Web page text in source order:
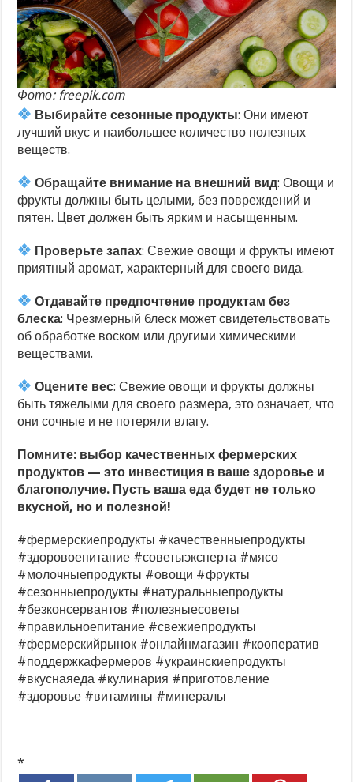
Фото: freepik.com
Выбирайте сезонные продукты: Они имеют
лучший вкус и наибольшее количество полезных
веществ.
Обращайте внимание на внешний вид: Овощи и
фрукты должны быть целыми, без повреждений и
пятен. Цвет должен быть ярким и насыщенным.
Проверьте запах: Свежие овощи и фрукты имеют
приятный аромат, характерный для своего вида.
Отдавайте предпочтение продуктам без
блеска: Чрезмерный блеск может свидетельствовать
об обработке воском или другими химическими
веществами.
Оцените вес: Свежие овощи и фрукты должны
быть тяжелыми для своего размера, это означает, что
они сочные и не потеряли влагу.
Помните: выбор качественных фермерских
продуктов — это инвестиция в ваше здоровье и
благополучие. Пусть ваша еда будет не только
вкусной, но и полезной!
#фермерскиепродукты #качественныепродукты
#здоровоепитание #советыэксперта #мясо
#молочныепродукты #овощи #фрукты
#сезонныепродукты #натуральныепродукты
#безконсервантов #полезныесоветы
#правильноепитание #свежиепродукты
#фермерскийрынок #онлайнмагазин #кооператив
#поддержкафермеров #украинскиепродукты
#вкуснаяеда #кулинария #приготовление
#здоровье #витамины #минералы
*